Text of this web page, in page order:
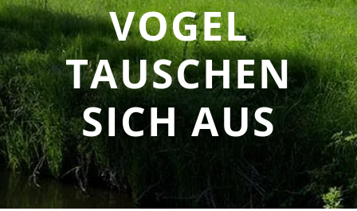
VOGEL
TAUSCHEN
SICH AUS